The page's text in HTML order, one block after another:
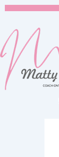
contenido